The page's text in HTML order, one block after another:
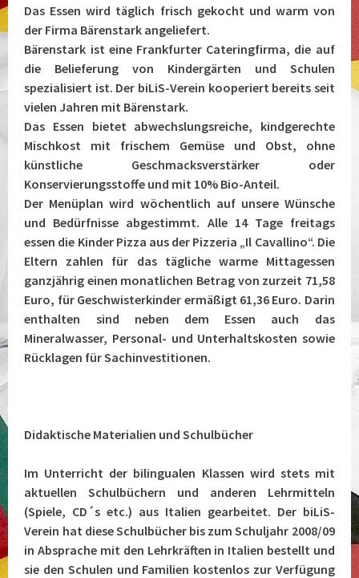
Das Essen wird täglich frisch gekocht und warm von
der Firma Bärenstark angeliefert.
Bärenstark ist eine Frankfurter Cateringfirma, die auf
die Belieferung von Kindergärten und Schulen
spezialisiert ist. Der biLiS-Verein kooperiert bereits seit
vielen Jahren mit Bärenstark.
Das Essen bietet abwechslungsreiche, kindgerechte
Mischkost mit frischem Gemüse und Obst, ohne
künstliche Geschmacksverstärker oder
Konservierungsstoffe und mit 10% Bio-Anteil.
Der Menüplan wird wöchentlich auf unsere Wünsche
und Bedürfnisse abgestimmt. Alle 14 Tage freitags
essen die Kinder Pizza aus der Pizzeria „Il Cavallino“. Die
Eltern zahlen für das tägliche warme Mittagessen
ganzjährig einen monatlichen Betrag von zurzeit 71,58
Euro, für Geschwisterkinder ermäßigt 61,36 Euro. Darin
enthalten sind neben dem Essen auch das
Mineralwasser, Personal- und Unterhaltskosten sowie
Rücklagen für Sachinvestitionen.
Didaktische Materialien und Schulbücher
Im Unterricht der bilingualen Klassen wird stets mit
aktuellen Schulbüchern und anderen Lehrmitteln
(Spiele, CD´s etc.) aus Italien gearbeitet. Der biLiS-
Verein hat diese Schulbücher bis zum Schuljahr 2008/09
in Absprache mit den Lehrkräften in Italien bestellt und
sie den Schulen und Familien kostenlos zur Verfügung